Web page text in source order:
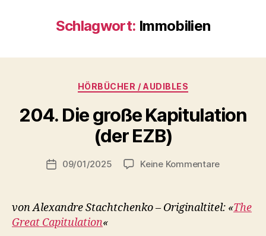
Schlagwort: Immobilien
Kategorien
HÖRBÜCHER / AUDIBLES
204. Die große Kapitulation
(der EZB)
Beitragsautor
V
o
r
Beitragsdatum
09/01/2025 Keine Kommentarezu
große
von Alexandre Stachtchenko – Originaltitel: «The
Great Capitulation«